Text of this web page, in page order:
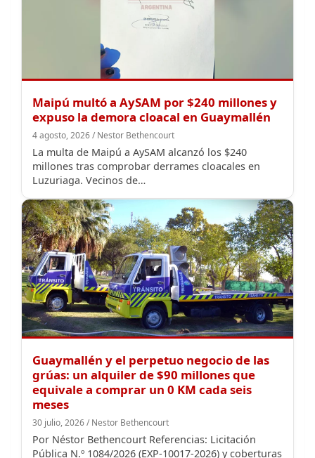
Maipú multó a AySAM por $240 millones y
expuso la demora cloacal en Guaymallén
La multa de Maipú a AySAM alcanzó los $240
millones tras comprobar derrames cloacales en
Luzuriaga. Vecinos de…
Guaymallén y el perpetuo negocio de las
grúas: un alquiler de $90 millones que
meses
30 julio, 2026 / Nestor Bethencourt
Por Néstor Bethencourt Referencias: Licitación
Pública N.º 1084/2026 (EXP-10017-2026) y coberturas
previas de Ecos Mendocinos.